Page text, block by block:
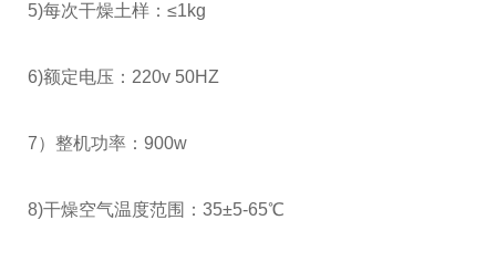
5)每次干燥土样：≤1kg
6)额定电压：220v 50HZ
7）整机功率：900w
8)干燥空气温度范围：35±5-65℃